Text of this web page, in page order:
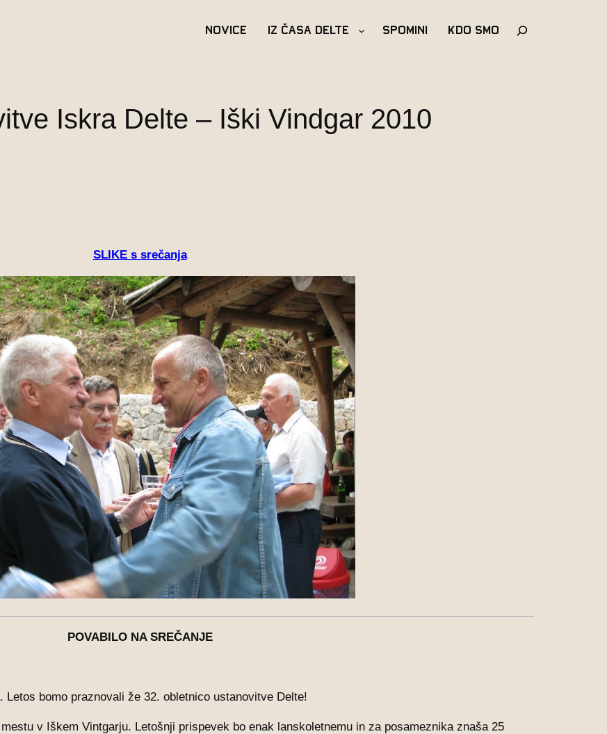
Novice Iz časa Delte Spomini Kdo Smo Išči
Iskra Delte – Iški Vindgar 2010
SLIKE s srečanja
POVABILO NA SREČANJE
bomo praznovali že 32. obletnico ustanovitve Delte!
v Iškem Vintgarju. Letošnji prispevek bo enak lanskoletnemu in za posameznika znaša 25